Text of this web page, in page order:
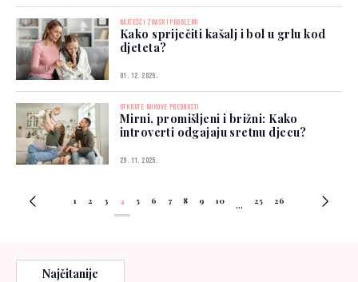
NAJČEŠĆI ZIMSKI PROBLEMI
Kako spriječiti kašalj i bol u grlu kod
djeteta?
01. 12. 2025.
OTKRIJTE NJIHOVE PREDNOSTI
Mirni, promišljeni i brižni: Kako
introverti odgajaju sretnu djecu?
29. 11. 2025.
1 2 3 4 5 6 7 8 9 10 ... 25 26
Najčitanije